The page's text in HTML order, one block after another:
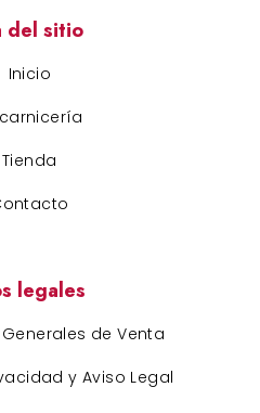
del sitio
Inicio
Tienda
legales
de Venta
y Aviso Legal